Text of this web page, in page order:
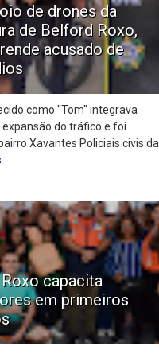
de drones da
de Belford Roxo,
acusado de
como "Tom" integrava
do tráfico e foi
Xavantes Policiais civis da
capacita
em primeiros